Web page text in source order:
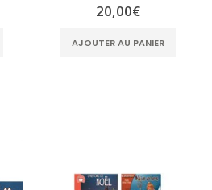
0sur 5
20,00€
AJOUTER AU PANIER